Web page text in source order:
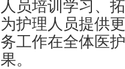
人员培训学习、
为护理人员提供
务工作在全体医
果。